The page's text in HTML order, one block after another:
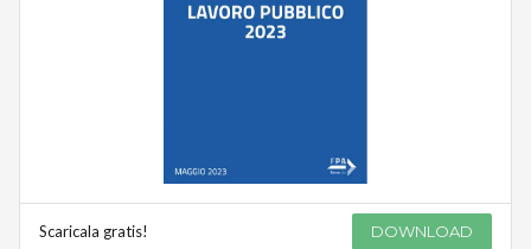
Scaricala gratis! DOWNLOAD